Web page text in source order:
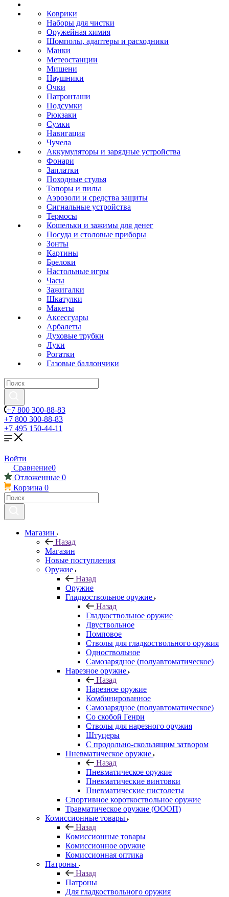
Коврики
Наборы для чистки
Оружейная химия
Шомполы, адаптеры и расходники
Манки
Метеостанции
Мишени
Наушники
Очки
Патронташи
Подсумки
Рюкзаки
Сумки
Навигация
Чучела
Аккумуляторы и зарядные устройства
Фонари
Заплатки
Походные стулья
Топоры и пилы
Аэрозоли и средства защиты
Сигнальные устройства
Термосы
Кошельки и зажимы для денег
Посуда и столовые приборы
Зонты
Картины
Брелоки
Настольные игры
Часы
Зажигалки
Шкатулки
Макеты
Аксессуары
Арбалеты
Духовые трубки
Луки
Рогатки
Газовые баллончики
+7 800 300-88-83
+7 800 300-88-83
+7 495 150-44-11
Войти
Сравнение0
Отложенные 0
Корзина 0
Магазин
Назад
Магазин
Новые поступления
Оружие
Назад
Оружие
Гладкоствольное оружие
Назад
Гладкоствольное оружие
Двуствольное
Помповое
Стволы для гладкоствольного оружия
Одноствольное
Самозарядное (полуавтоматическое)
Нарезное оружие
Назад
Нарезное оружие
Комбинированное
Самозарядное (полуавтоматическое)
Со скобой Генри
Стволы для нарезного оружия
Штуцеры
С продольно-скользящим затвором
Пневматическое оружие
Назад
Пневматическое оружие
Пневматические винтовки
Пневматические пистолеты
Спортивное короткоствольное оружие
Травматическое оружие (ОООП)
Комиссионные товары
Назад
Комиссионные товары
Комиссионное оружие
Комиссионная оптика
Патроны
Назад
Патроны
Для гладкоствольного оружия